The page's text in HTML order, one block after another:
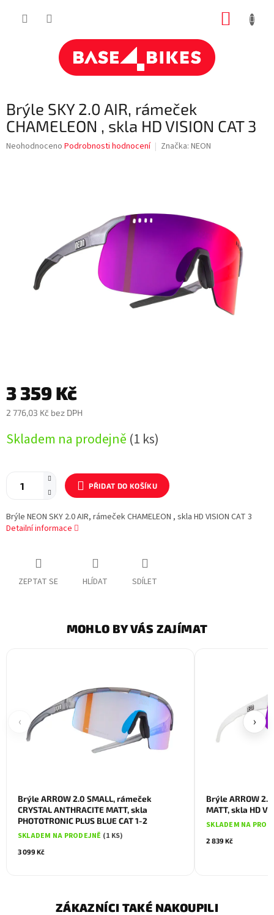
Brýle SKY 2.0 AIR, rámeček
CHAMELEON , skla HD VISION CAT 3
Průměrné
Neohodnoceno Podrobnosti hodnocení Značka: NEON
3 359 Kč
2 776,03 Kč bez DPH
cena:
Skladem na prodejně (1 ks)
PŘIDAT DO KOŠÍKU
Brýle NEON SKY 2.0 AIR, rámeček CHAMELEON , skla HD VISION CAT 3
Detailní informace
ZEPTAT SE HLÍDAT SDÍLET
MOHLO BY VÁS ZAJÍMAT
‹
Brýle ARROW 2.0 SMALL, rámeček
CRYSTAL ANTHRACITE MATT, skla
PHOTOTRONIC PLUS BLUE CAT 1-2
SKLADEM NA PRODEJNĚ (1 KS)
3 099 Kč
Brýle ARROW
MATT, skla HD
SKLADEM NA
2 839 Kč
›
ZÁKAZNÍCI TAKÉ NAKOUPILI